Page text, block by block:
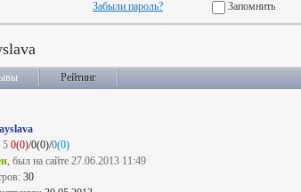
Забыли пароль? Запомнить
Рейтинг
5 0(0)/0(0)/0(0)
, был на сайте 27.06.2013 11:49
30